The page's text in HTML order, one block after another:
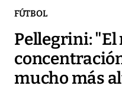
FÚTBOL
Pellegrini: "El
mucho más